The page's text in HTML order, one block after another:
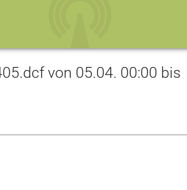
von 05.04. 00:00 bis